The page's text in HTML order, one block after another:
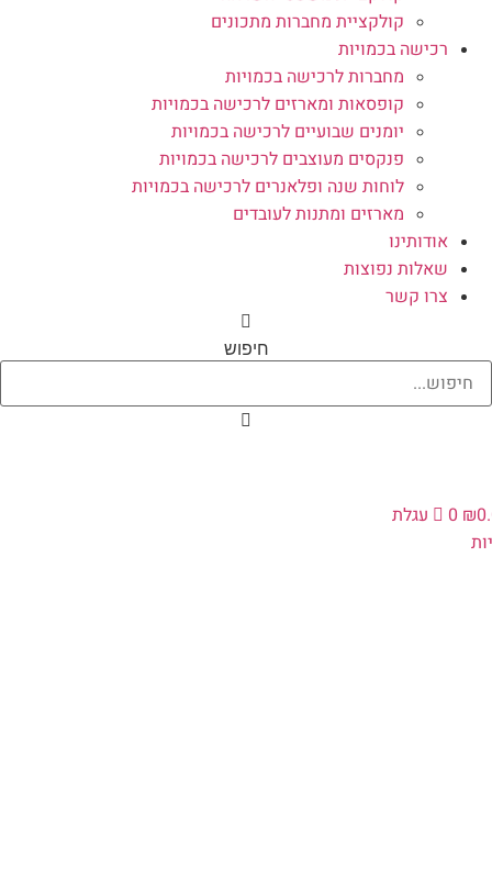
קולקציית מחברות מתכונים
רכישה בכמויות
מחברות לרכישה בכמויות
קופסאות ומארזים לרכישה בכמויות
יומנים שבועיים לרכישה בכמויות
פנקסים מעוצבים לרכישה בכמויות
לוחות שנה ופלאנרים לרכישה בכמויות
מארזים ומתנות לעובדים
אודותינו
שאלות נפוצות
צרו קשר
חיפוש
₪
0
עגלת